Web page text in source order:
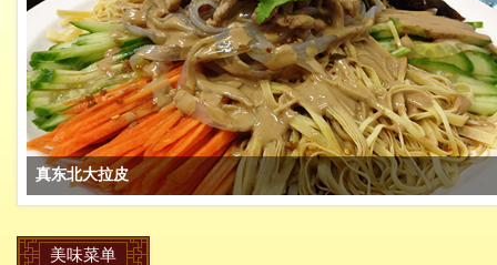
真东北大拉皮
美味菜单